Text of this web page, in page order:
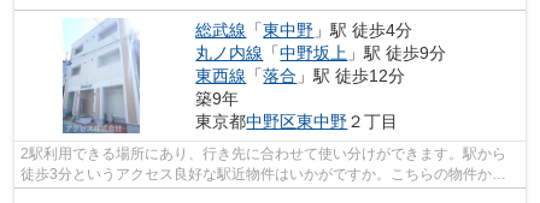
総武線 「東中野 」駅 徒歩4分
丸ノ内線 「中野坂上 」駅 徒歩9分
東西線 「落合 」駅 徒歩12分
築9年
東京都中野区東中野２丁目
2駅利用できる場所にあり、行き先に合わせて使い分けができます。駅から
徒歩3分というアクセス良好な駅近物件はいかがですか。こちらの物件か